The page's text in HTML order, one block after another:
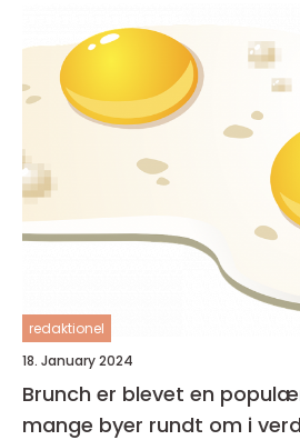
redaktionel
18. January 2024
Brunch er blevet en
mange byer rundt om i